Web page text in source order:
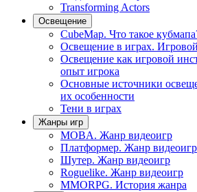
Transforming Actors
Освещение
CubeMap. Что такое
Освещение в играх.
Освещение как игровой
опыт игрока
Основные источники
их особенности
Тени в играх
Жанры игр
MOBA. Жанр видеоигр
Платформер. Жанр видеоигр
Шутер. Жанр видеоигр
Roguelike. Жанр видеоигр
MMORPG. История жанра